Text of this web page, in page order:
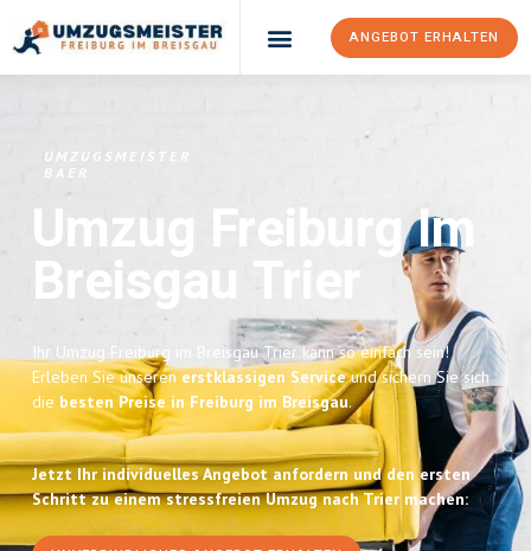
ANGEBOT ERHALTEN
UMZUGSMEISTER
BAER
Umzug Freiburg Im
Breisgau Trier
Ihr Umzug Freiburg im Breisgau Trier kann so einfach sein!
Erleben Sie unserenerstklassigen Serviceund sichern Sie sich
die besten Preise in Freiburg im Breisgau.
Jetzt Ihr individuelles Angebot anfordern und den ersten
Schritt zu einem stressfreien Umzug nach Trier machen: